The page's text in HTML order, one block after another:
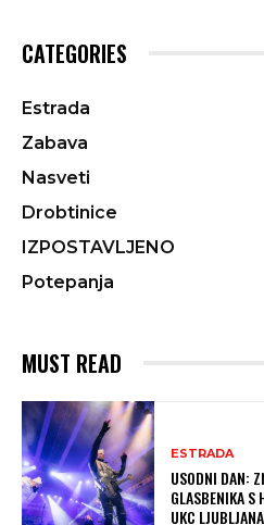
CATEGORIES
Estrada
Zabava
Nasveti
Drobtinice
IZPOSTAVLJENO
Potepanja
MUST READ
ESTRADA
USODNI DAN:
GLASBENIKA S
UKC LJUBLJANA